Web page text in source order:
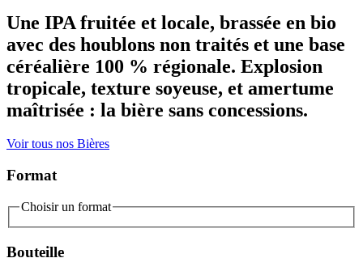
Une IPA fruitée et locale, brassée en bio
avec des houblons non traités et une base
céréalière 100 % régionale. Explosion
tropicale, texture soyeuse, et amertume
maîtrisée : la bière sans concessions.
Voir tous nos Bières
Format
Choisir un format
Bouteille